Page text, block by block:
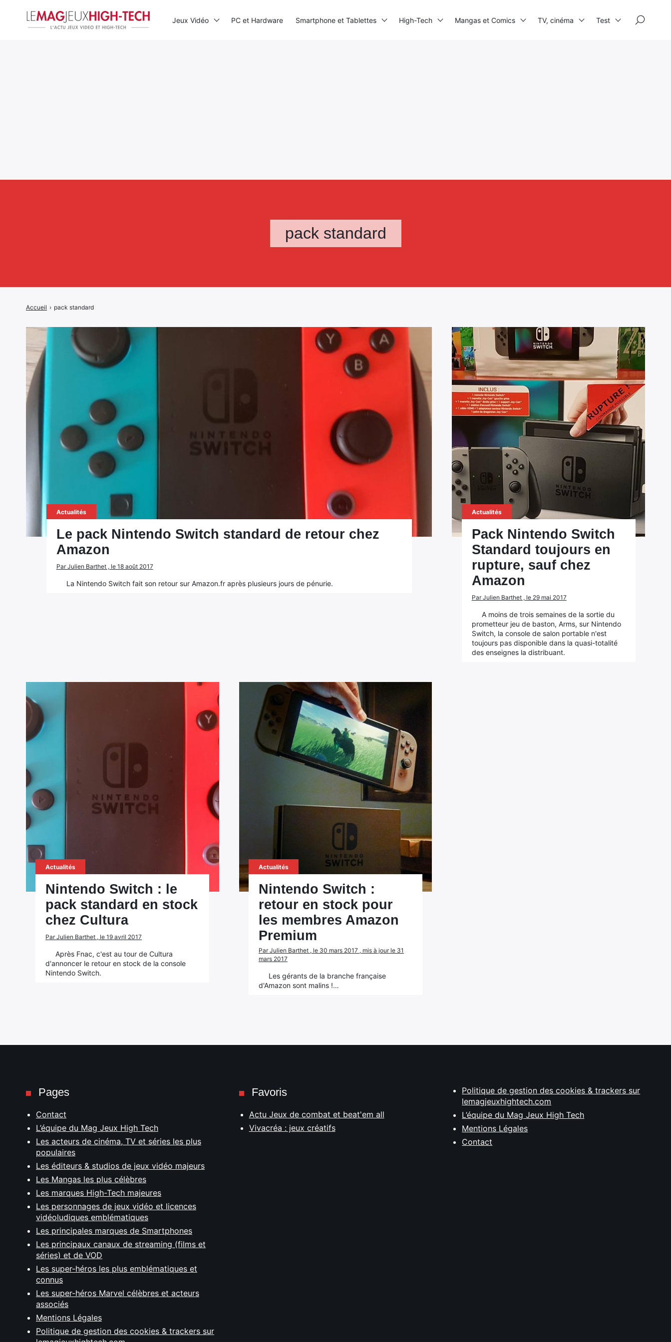
pack standard
Accueil › pack standard
Actualités
Le pack Nintendo Switch standard de retour chez
Amazon
Par Julien Barthet , le 18 août 2017
La Nintendo Switch fait son retour sur Amazon.fr après plusieurs jours de pénurie.
Actualités
Pack Nintendo Switch
Standard toujours en
rupture, sauf chez
Amazon
Par Julien Barthet , le 29 mai 2017
A moins de trois semaines de la sortie du
prometteur jeu de baston, Arms, sur Nintendo
Switch, la console de salon portable n'est
toujours pas disponible dans la quasi-totalité
des enseignes la distribuant.
Actualités
Nintendo Switch : le
pack standard en stock
chez Cultura
Par Julien Barthet , le 19 avril 2017
Après Fnac, c'est au tour de Cultura
d'annoncer le retour en stock de la console
Nintendo Switch.
Actualités
Nintendo Switch :
retour en stock pour
les membres Amazon
Premium
Par Julien Barthet , le 30 mars 2017 , mis à jour le 31
mars 2017
Les gérants de la branche française
d'Amazon sont malins !…
Jeux Vidéo PC et Hardware Smartphone et Tablettes High-Tech Mangas et Comics TV, cinéma Test
Pages
Contact
L’équipe du Mag Jeux High Tech
Les acteurs de cinéma, TV et séries les plus
populaires
Les éditeurs & studios de jeux vidéo majeurs
Les Mangas les plus célèbres
Les marques High-Tech majeures
Les personnages de jeux vidéo et licences
vidéoludiques emblématiques
Les principales marques de Smartphones
Les principaux canaux de streaming (films et
séries) et de VOD
Les super-héros les plus emblématiques et
connus
Les super-héros Marvel célèbres et acteurs
associés
Mentions Légales
Politique de gestion des cookies & trackers sur
Favoris
Actu Jeux de combat et beat'em all
Vivacréa : jeux créatifs
Politique de gestion des cookies & trackers sur
lemagjeuxhightech.com
L’équipe du Mag Jeux High Tech
Mentions Légales
Contact